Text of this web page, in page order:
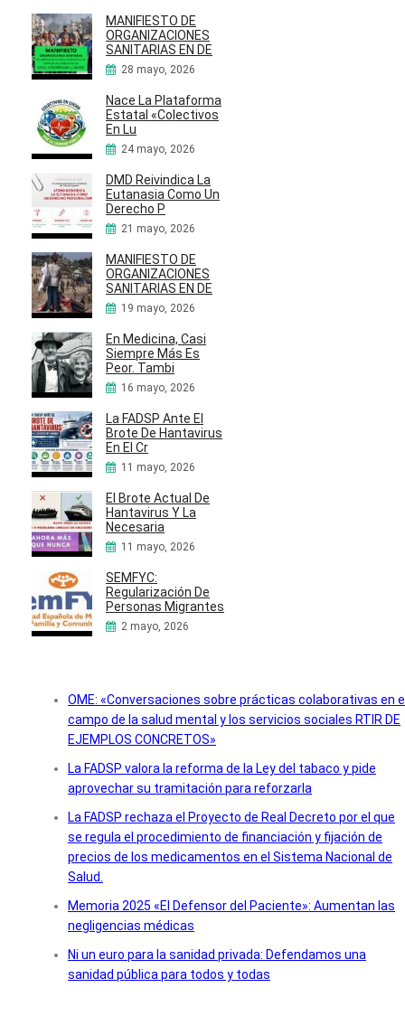
MANIFIESTO DE
ORGANIZACIONES
SANITARIAS EN DE
28 mayo, 2026
Nace La Plataforma
Estatal «Colectivos
En Lu
24 mayo, 2026
DMD Reivindica La
Eutanasia Como Un
Derecho P
21 mayo, 2026
MANIFIESTO DE
ORGANIZACIONES
SANITARIAS EN DE
19 mayo, 2026
En Medicina, Casi
Siempre Más Es
Peor. Tambi
16 mayo, 2026
La FADSP Ante El
Brote De Hantavirus
En El Cr
11 mayo, 2026
El Brote Actual De
Hantavirus Y La
Necesaria
11 mayo, 2026
SEMFYC:
Regularización De
Personas Migrantes
2 mayo, 2026
OME: «Conversaciones sobre prácticas colaborativas en
campo de la salud mental y los servicios sociales RTIR DE
EJEMPLOS CONCRETOS»
La FADSP valora la reforma de la Ley del tabaco y pide
aprovechar su tramitación para reforzarla
La FADSP rechaza el Proyecto de Real Decreto por el que
se regula el procedimiento de financiación y fijación de
precios de los medicamentos en el Sistema Nacional de
Salud.
Memoria 2025 «El Defensor del Paciente»: Aumentan las
negligencias médicas
Ni un euro para la sanidad privada: Defendamos una
sanidad pública para todos y todas